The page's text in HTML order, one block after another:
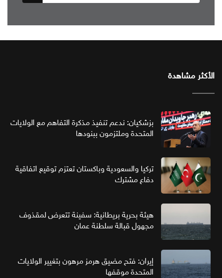
الأكثر مشاهدة
بزشكيان: ندعم تنفيذ مذكرة التفاهم مع الولايات
المتحدة وملتزمون ببنودها
تركيا والسعودية وباكستان تعتزم توقيع اتفاقية
دفاع مشترك
هيئة بحرية بريطانية: سفينة تتعرض لمقذوف
مجهول قبالة سلطنة عمان
إيران: فتح مضيق هرمز مرهون بتغيير الولايات
المتحدة موقفها